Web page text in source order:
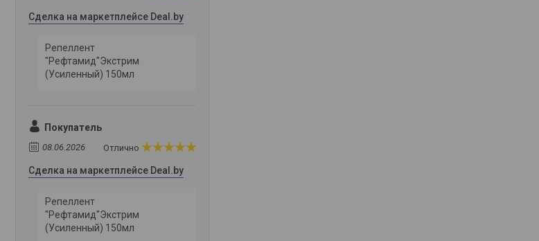
Сделка на маркетплейсе Deal.by
Репеллент
"Рефтамид"Экстрим
(Усиленный) 150мл
Покупатель
08.06.2026 Отлично
Сделка на маркетплейсе Deal.by
Репеллент
"Рефтамид"Экстрим
(Усиленный) 150мл